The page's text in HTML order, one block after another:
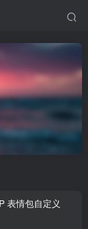
表情包自定义